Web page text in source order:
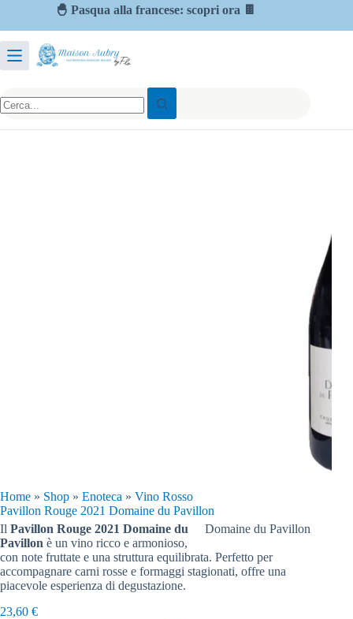
🐣 Pasqua alla francese: scopri ora 🍫
Home » Shop » Enoteca » Vino Rosso
Pavillon Rouge 2021 Domaine du Pavillon
Domaine du Pavillon
Il Pavillon Rouge 2021 Domaine du
Pavillon è un vino ricco e armonioso,
con note fruttate e una struttura equilibrata. Perfetto per
accompagnare carni rosse e formaggi stagionati, offre una
piacevole esperienza di degustazione.
23,60 €